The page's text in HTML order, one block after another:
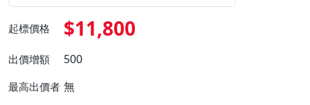
起標價格 $11,800
出價增額 500
最高出價者 無